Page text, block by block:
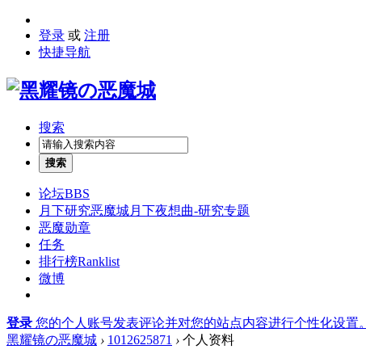
登录 或 注册
快捷导航
搜索
搜索
论坛BBS
月下研究恶魔城月下夜想曲-研究专题
恶魔勋章
任务
排行榜Ranklist
微博
登录 您的个人账号发表评论并对您的站点内容进行个性化设置。
黑耀镜の恶魔城 › 1012625871 › 个人资料